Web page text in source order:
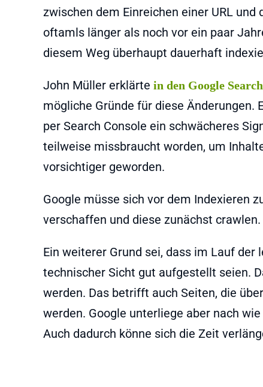
zwischen dem Einreichen einer URL
oftamls länger als noch vor ein paar
diesem Weg überhaupt dauerhaft
John Müller erklärte in den Google
mögliche Gründe für diese Änderungen.
per Search Console ein schwächeres
teilweise missbraucht worden, um
vorsichtiger geworden.
Google müsse sich vor dem Indexieren
verschaffen und diese zunächst
Ein weiterer Grund sei, dass im Lauf
technischer Sicht gut aufgestellt seien.
werden. Das betrifft auch Seiten, die
werden. Google unterliege aber nach
Auch dadurch könne sich die Zeit